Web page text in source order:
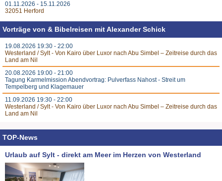
01.11.2026 - 15.11.2026
32051 Herford
Vorträge von & Bibelreisen mit Alexander Schick
19.08.2026 19:30 - 22:00
Westerland / Sylt - Von Kairo über Luxor nach Abu Simbel – Zeitreise durch das
Land am Nil
20.08.2026 19:00 - 21:00
Tagung Karmelmission Abendvortrag: Pulverfass Nahost - Streit um
Tempelberg und Klagemauer
11.09.2026 19:30 - 22:00
Westerland / Sylt - Von Kairo über Luxor nach Abu Simbel – Zeitreise durch das
Land am Nil
TOP-News
Urlaub auf Sylt - direkt am Meer im Herzen von Westerland